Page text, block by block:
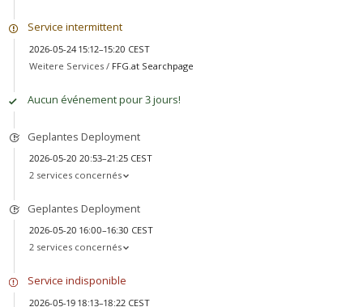
Service intermittent
2026-05-24 15:12–15:20 CEST
Weitere Services / FFG.at Searchpage
Aucun événement pour 3 jours!
Geplantes Deployment
2026-05-20 20:53–21:25 CEST
2 services concernés
Geplantes Deployment
2026-05-20 16:00–16:30 CEST
2 services concernés
Service indisponible
2026-05-19 18:13–18:22 CEST